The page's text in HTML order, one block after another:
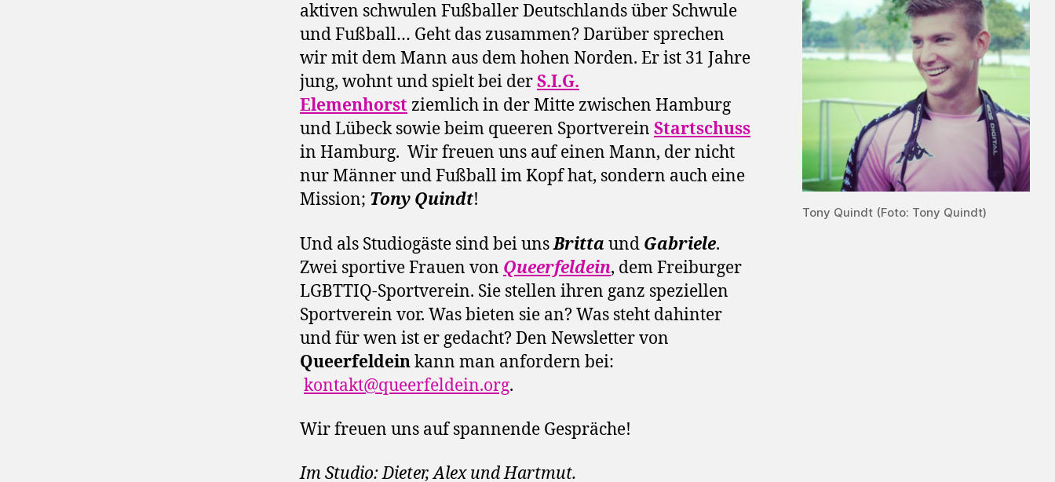
Tony Quindt (Foto: Tony Quindt)
aktiven schwulen Fußballer Deutschlands über Schwule
und Fußball… Geht das zusammen? Darüber sprechen
wir mit dem Mann aus dem hohen Norden. Er ist 31 Jahre
jung, wohnt und spielt bei derS.I.G.
Elemenhorst ziemlich in der Mitte zwischen Hamburg
und Lübeck sowie beim queeren Sportverein Startschuss
in Hamburg. Wir freuen uns auf einen Mann, der nicht
nur Männer und Fußball im Kopf hat, sondern auch eine
Mission; Tony Quindt!
Und als Studiogäste sind bei unsBritta und Gabriele.
Zwei sportive Frauen von Queerfeldein, dem Freiburger
LGBTTIQ-Sportverein. Sie stellen ihren ganz speziellen
Sportverein vor. Was bieten sie an? Was steht dahinter
und für wen ist er gedacht? Den Newsletter von
Queerfeldeinkann man anfordern bei:
kontakt@queerfeldein.org.
Wir freuen uns auf spannende Gespräche!
Im Studio: Dieter, Alex und Hartmut.